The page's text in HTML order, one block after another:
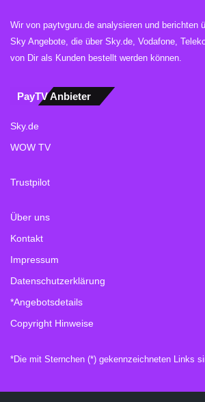
Wir von paytvguru.de analysieren und berichten
Sky Angebote, die über Sky.de, Vodafone,
von Dir als Kunden bestellt werden können.
PayTV Anbieter
Sky.de
WOW TV
Trustpilot
Über uns
Kontakt
Impressum
Datenschutzerklärung
*Angebotsdetails
Copyright Hinweise
*Die mit Sternchen (*) gekennzeichneten Links